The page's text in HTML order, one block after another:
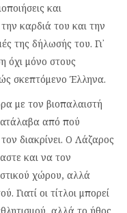
και
καρδιά του και την
της δήλωσής του. Γι᾽
όχι μόνο στους
σκεπτόμενο Έλληνα.
με τον βιοπαλαιστή
από πού
διακρίνει. Ο Λάζαρος
και να τον
χώρου, αλλά
Γιατί οι τίτλοι μπορεί